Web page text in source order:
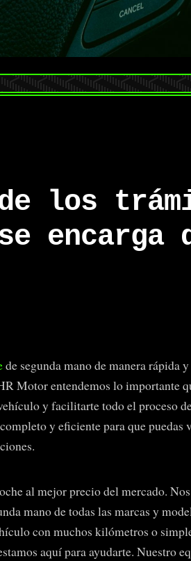
los
encarga
de segunda mano de manera rápida
Motor entendemos lo importante
y facilitarte todo el proceso
y eficiente para que puedas
al mejor precio del mercado.
mano de todas las marcas y
con muchos kilómetros o
aquí para ayudarte. Nuestro